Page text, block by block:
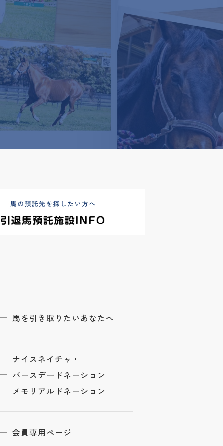
馬を引き取りたいあなたへ
ナイスネイチャ・
バースデードネーション
メモリアルドネーション
会員専用ページ